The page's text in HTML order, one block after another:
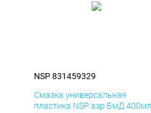
NSP 831459329
Смазка универсальная
пластика NSP аэр БмД 400мл